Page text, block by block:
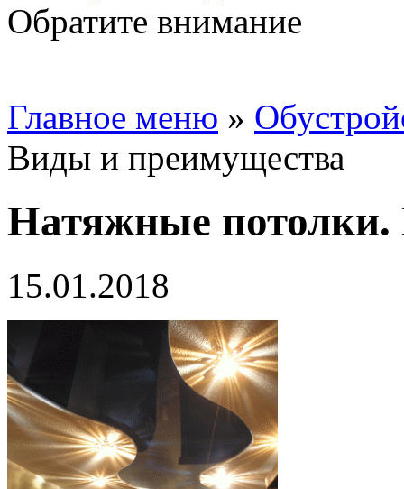
Обратите внимание
Главное меню »
Виды и преимущества
Натяжные
15.01.2018